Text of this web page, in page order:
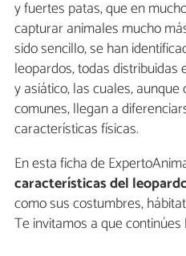
y fuertes patas, que en
capturar animales mucho
sido sencillo, se han
leopardos, todas
y asiático, las cuales,
comunes, llegan a
características físicas.
En esta ficha de
características del
como sus costumbres,
Te invitamos a que continúes